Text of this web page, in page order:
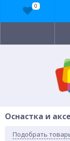
Оснастка и
Подобрать
0